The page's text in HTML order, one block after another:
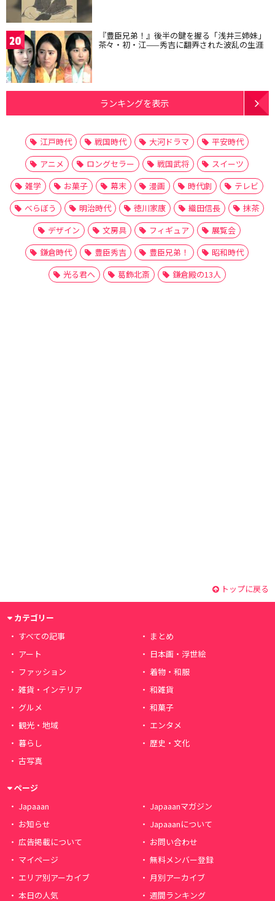
20 『豊臣兄弟！』後半の鍵を握る「浅井三姉妹」
茶々・初・江——秀吉に翻弄された波乱の生涯
ランキングを表示
江戸時代 戦国時代 大河ドラマ
平安時代
アニメ
ロングセラー 戦国武将
スイーツ
雑学
お菓子 幕末 漫画 時代劇
テレビ
べらぼう
明治時代 徳川家康 織田信長
抹茶
デザイン
文房具 フィギュア
展覧会
鎌倉時代
豊臣秀吉 豊臣兄弟！
昭和時代
光る君へ
葛飾北斎 鎌倉殿の13人
トップに戻る
カテゴリー
すべての記事
まとめ
アート
日本画・浮世絵
ファッション
着物・和服
雑貨・インテリア
和雑貨
グルメ
和菓子
観光・地域
エンタメ
暮らし
歴史・文化
古写真
ページ
Japaaan
Japaaanマガジン
お知らせ
Japaaanについて
広告掲載について
お問い合わせ
マイページ
無料メンバー登録
エリア別アーカイブ
月別アーカイブ
本日の人気
週間ランキング